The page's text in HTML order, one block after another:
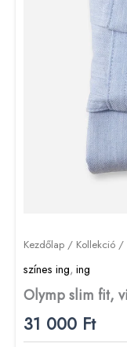
Kezdőlap / Kollekció /
színes ing, ing
Olymp slim fit,
31 000 Ft